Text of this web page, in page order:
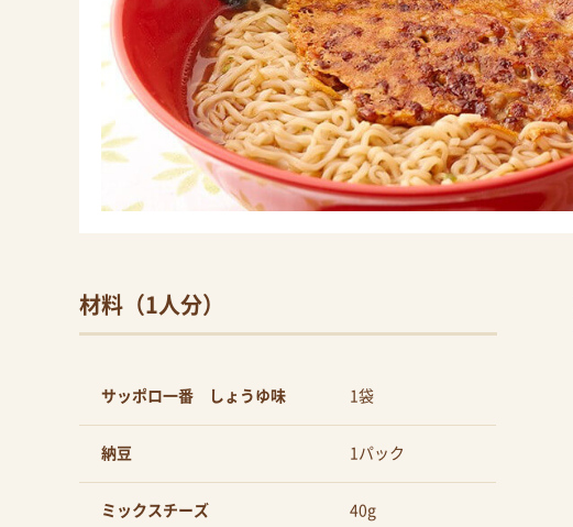
材料（1人分）
サッポロ一番 しょうゆ味 1袋
納豆 1パック
ミックスチーズ 40g